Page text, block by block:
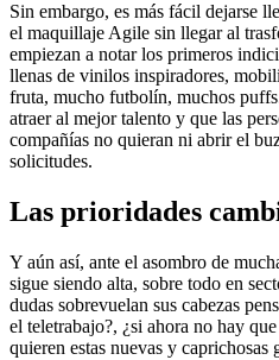
Sin embargo, es más fácil dejarse
el maquillaje Agile sin llegar al
empiezan a notar los primeros
llenas de vinilos inspiradores,
fruta, mucho futbolín, muchos
atraer al mejor talento y que las
compañías no quieran ni abrir el
solicitudes.
Las prioridades
Y aún así, ante el asombro de
sigue siendo alta, sobre todo en
dudas sobrevuelan sus cabezas
el teletrabajo?, ¿si ahora no hay
quieren estas nuevas y caprichosas